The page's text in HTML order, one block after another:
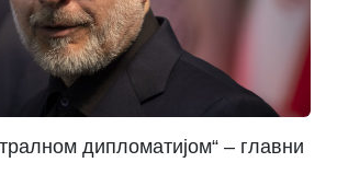
дипломатијом“ – главни